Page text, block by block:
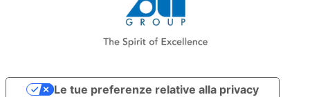
Le tue preferenze relative alla privacy